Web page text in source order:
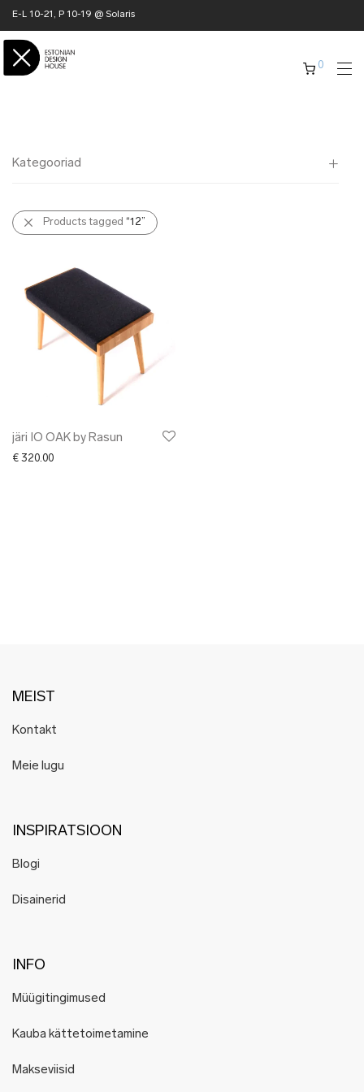
E-L 10-21, P 10-19 @ Solaris
0
Kategooriad
Kõik
✖ KODU
✖ AKSESSUAARID
✖ KINGITUSED
✖ ONLY @ EDH
✖ MUU
Products tagged “12”
järi IO OAK by Rasun
€ 320.00
MEIST
Kontakt
Meie lugu
INSPIRATSIOON
Blogi
Disainerid
INFO
Müügitingimused
Kauba kättetoimetamine
Makseviisid